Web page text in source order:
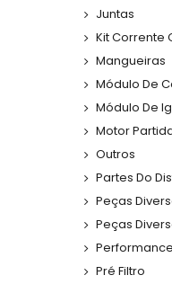
Juntas
Kit Corrente
Mangueiras
Módulo De
Módulo De
Motor
Outros
Partes Do
Peças
Peças
Performance
Pré Filtro